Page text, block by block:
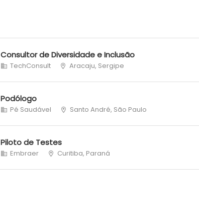
Consultor de Diversidade e Inclusão
TechConsult Aracaju, Sergipe
Podólogo
Pé Saudável Santo André, São Paulo
Piloto de Testes
Embraer Curitiba, Paraná